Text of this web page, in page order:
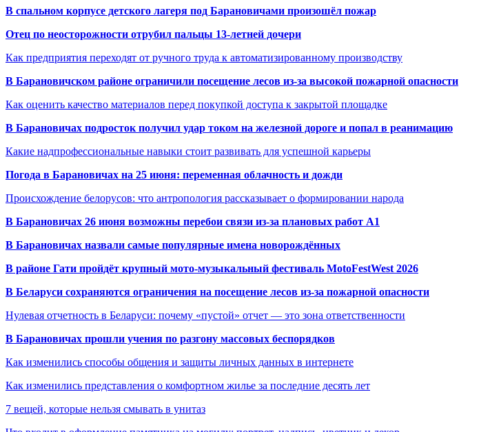
В спальном корпусе детского лагеря под Барановичами произошёл пожар
Отец по неосторожности отрубил пальцы 13-летней дочери
Как предприятия переходят от ручного труда к автоматизированному производству
В Барановичском районе ограничили посещение лесов из-за высокой пожарной опасности
Как оценить качество материалов перед покупкой доступа к закрытой площадке
В Барановичах подросток получил удар током на железной дороге и попал в реанимацию
Какие надпрофессиональные навыки стоит развивать для успешной карьеры
Погода в Барановичах на 25 июня: переменная облачность и дожди
Происхождение белорусов: что антропология рассказывает о формировании народа
В Барановичах 26 июня возможны перебои связи из-за плановых работ A1
В Барановичах назвали самые популярные имена новорождённых
В районе Гати пройдёт крупный мото-музыкальный фестиваль MotoFestWest 2026
В Беларуси сохраняются ограничения на посещение лесов из-за пожарной опасности
Нулевая отчетность в Беларуси: почему «пустой» отчет — это зона ответственности
В Барановичах прошли учения по разгону массовых беспорядков
Как изменились способы общения и защиты личных данных в интернете
Как изменились представления о комфортном жилье за последние десять лет
7 вещей, которые нельзя смывать в унитаз